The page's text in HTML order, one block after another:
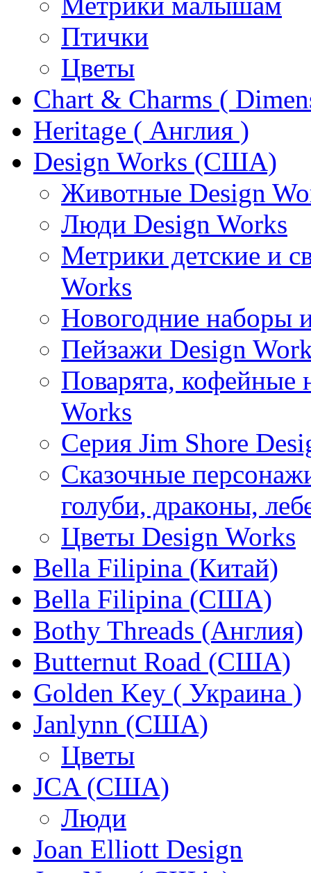
Птички
Цветы
Chart & Charms (
Heritage ( Англия )
Design Works (США)
Животные Design
Люди Design Works
Метрики детские и
Works
Новогодние наборы
Пейзажи Design
Поварята, кофейные
Works
Серия Jim Shore
Сказочные
голуби, драконы,
Цветы Design Works
Bella Filipina (Китай)
Bella Filipina (США)
Bothy Threads (Англия)
Butternut Road (США)
Golden Key ( Украина )
Janlynn (США)
Цветы
JCA (США)
Люди
Joan Elliott Design